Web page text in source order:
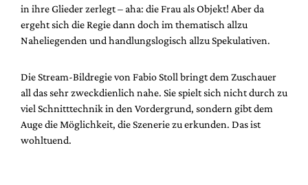
in ihre Glieder zerlegt – aha: die Frau als Objekt! Aber da
ergeht sich die Regie dann doch im thematisch allzu
Naheliegenden und handlungslogisch allzu Spekulativen.
Die Stream-Bildregie von Fabio Stoll bringt dem Zuschauer
all das sehr zweckdienlich nahe. Sie spielt sich nicht durch zu
viel Schnitttechnik in den Vordergrund, sondern gibt dem
Auge die Möglichkeit, die Szenerie zu erkunden. Das ist
wohltuend.